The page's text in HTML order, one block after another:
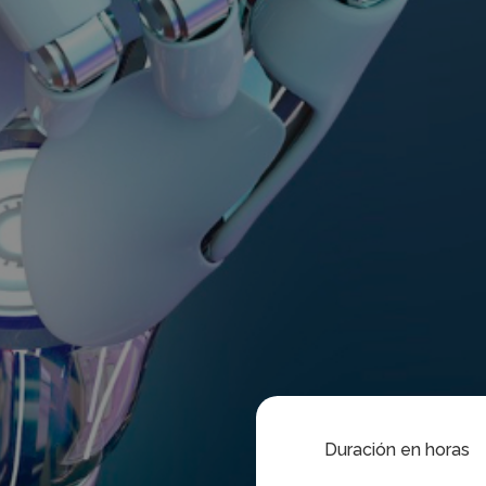
Duración en horas